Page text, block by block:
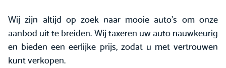
Wij zijn altijd op zoek naar mooie auto's om onze
aanbod uit te breiden. Wij taxeren uw auto nauwkeurig
en bieden een eerlijke prijs, zodat u met vertrouwen
kunt verkopen.